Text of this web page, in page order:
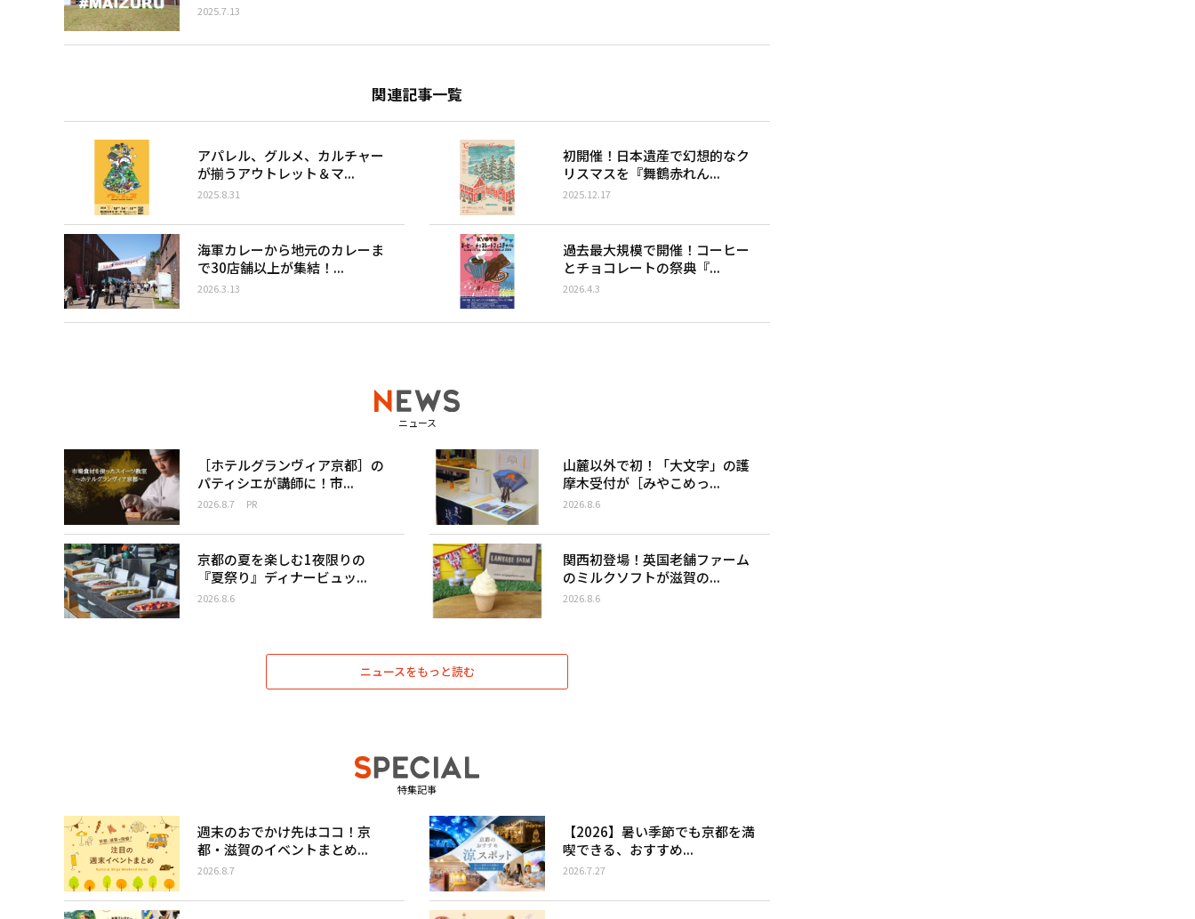
2025.7.13
関連記事一覧
アパレル、グルメ、カルチャー
が揃うアウトレット＆マ...
2025.8.31
初開催！日本遺産で幻想的なク
リスマスを『舞鶴赤れん...
2025.12.17
海軍カレーから地元のカレーま
で30店舗以上が集結！...
2026.3.13
過去最大規模で開催！コーヒー
とチョコレートの祭典『...
2026.4.3
ニュース
［ホテルグランヴィア京都］の
パティシエが講師に！市...
2026.8.7 PR
山麓以外で初！「大文字」の護
摩木受付が［みやこめっ...
2026.8.6
京都の夏を楽しむ1夜限りの
『夏祭り』ディナービュッ...
2026.8.6
関西初登場！英国老舗ファーム
のミルクソフトが滋賀の...
2026.8.6
ニュースをもっと読む
特集記事
週末のおでかけ先はココ！京
都・滋賀のイベントまとめ...
2026.8.7
【2026】暑い季節でも京都を満
喫できる、おすすめ...
2026.7.27